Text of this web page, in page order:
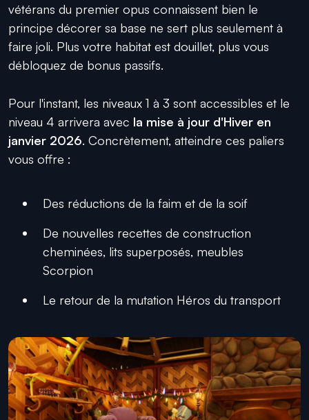
vétérans du premier opus connaissent bien le
principe décorer sa base ne sert plus seulement à
faire joli. Plus votre habitat est douillet, plus vous
débloquez de bonus passifs.
Pour l'instant, les niveaux 1 à 3 sont accessibles et le
niveau 4 arrivera avec la mise à jour d'Hiver en
janvier 2026. Concrètement, atteindre ces paliers
vous offre :
Des réductions de la faim et de la soif
De nouvelles recettes de construction
cheminées, lits superposés, meubles
Scorpion
Le retour de la mutation Héros du transport